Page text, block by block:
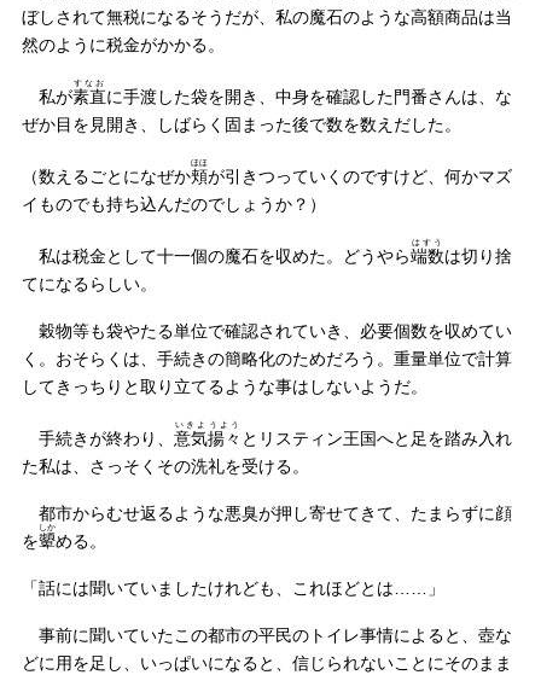
ぼしされて無税になるそうだが、私の魔石のような高額商品は当
然のように税金がかかる。
私が素直
すなお
に手渡した袋を開き、中身を確認した門番さんは、な
ぜか目を見開き、しばらく固まった後で数を数えだした。
（数えるごとになぜか頬
ほほ
が引きつっていくのですけど、何かマズ
イものでも持ち込んだのでしょうか？）
私は税金として十一個の魔石を収めた。どうやら端数
はすう
は切り捨
てになるらしい。
穀物等も袋やたる単位で確認されていき、必要個数を収めてい
く。おそらくは、手続きの簡略化のためだろう。重量単位で計算
してきっちりと取り立てるような事はしないようだ。
手続きが終わり、 意気揚々
いきようよう
とリスティン王国へと足を踏み入れ
た私は、さっそくその洗礼を受ける。
都市からむせ返るような悪臭が押し寄せてきて、たまらずに顔
を顰
しか
める。
「話には聞いていましたけれども、これほどとは……」
事前に聞いていたこの都市の平民のトイレ事情によると、壺な
どに用を足し、いっぱいになると、信じられないことにそのまま